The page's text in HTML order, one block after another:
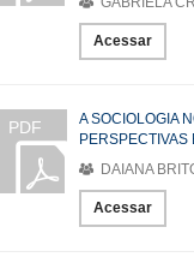
Acessar
PDF
A SOCIOLOGIA
PERSPECTIVAS
DAIANA
Acessar